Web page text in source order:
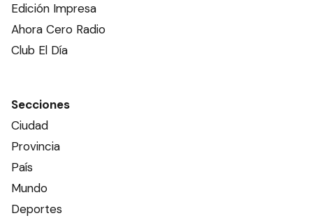
Edición Impresa
Ahora Cero Radio
Club El Día
Secciones
Ciudad
Provincia
País
Mundo
Deportes